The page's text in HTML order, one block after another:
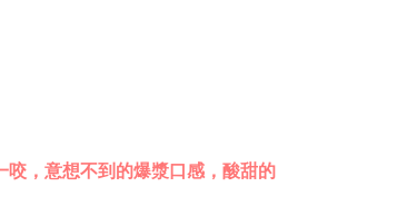
，意想不到的爆漿口感，酸甜的